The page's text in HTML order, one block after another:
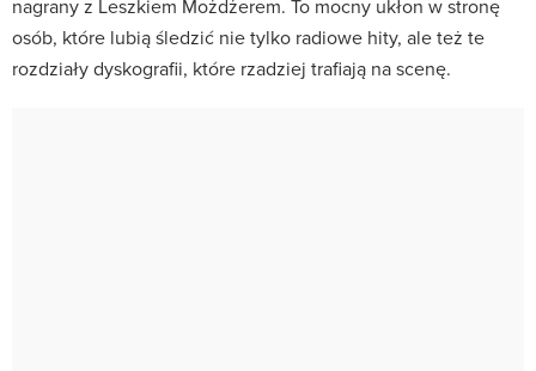
nagrany z Leszkiem Możdżerem. To mocny ukłon w stronę
osób, które lubią śledzić nie tylko radiowe hity, ale też te
rozdziały dyskografii, które rzadziej trafiają na scenę.